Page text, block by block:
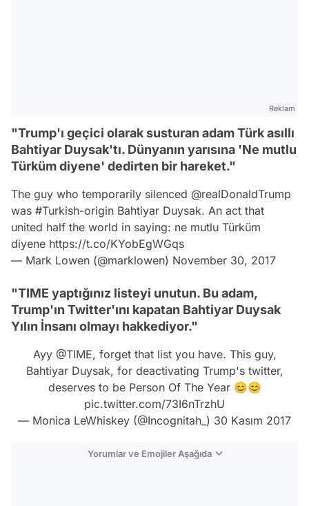
Reklam
"Trump'ı geçici olarak susturan adam Türk asıllı
Bahtiyar Duysak'tı. Dünyanın yarısına 'Ne mutlu
Türküm diyene' dedirten bir hareket."
The guy who temporarily silenced @realDonaldTrump
was #Turkish-origin Bahtiyar Duysak. An act that
united half the world in saying: ne mutlu Türküm
diyene https://t.co/KYobEgWGqs
— Mark Lowen (@marklowen) November 30, 2017
"TIME yaptığınız listeyi unutun. Bu adam,
Trump'ın Twitter'ını kapatan Bahtiyar Duysak
Yılın İnsanı olmayı hakkediyor."
Ayy @TIME, forget that list you have. This guy,
Bahtiyar Duysak, for deactivating Trump's twitter,
deserves to be Person Of The Year 😊😊
pic.twitter.com/73I6nTrzhU
— Monica LeWhiskey (@Incognitah_) 30 Kasım 2017
Yorumlar ve Emojiler Aşağıda